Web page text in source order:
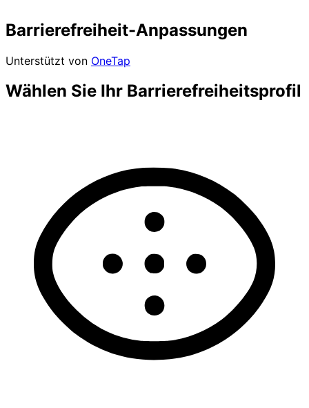
Barrierefreiheit-Anpassungen
Unterstützt von OneTap
Wählen Sie Ihr Barrierefreiheitsprofil